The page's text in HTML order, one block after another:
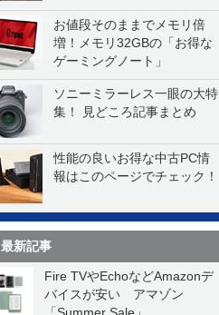
お値段そのままでメモリ倍
増！メモリ32GBの「お得な
ゲーミングノート」
ソニーミラーレス一眼の大特
集！ 見どころ記事まとめ
性能の良いお得な中古PC情
報はこのページでチェック！
最新記事
Fire TVやEchoなどAmazonデ
バイスが安い アマゾン